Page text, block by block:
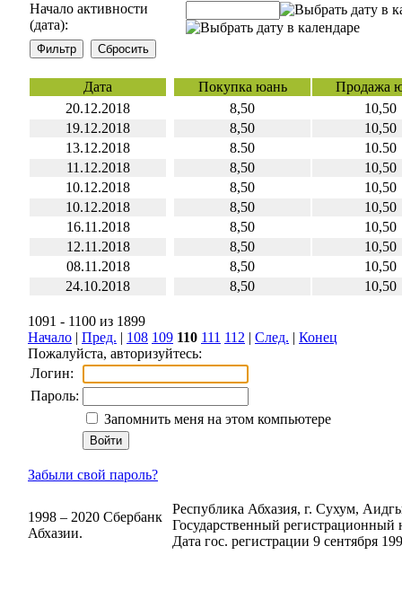
Начало активности
(дата):
Дата Покупка юань
Продажа
20.12.2018
8,50
10,50
19.12.2018
8,50
10,50
13.12.2018
8.50
10.50
11.12.2018
8,50
10,50
10.12.2018
8,50
10,50
10.12.2018
8,50
10,50
16.11.2018
8,50
10,50
12.11.2018
8,50
10,50
08.11.2018
8,50
10,50
24.10.2018
8,50 10,50
1091 - 1100 из 1899
Начало | Пред. | 108 109 110 111 112 | След. | Конец
Пожалуйста, авторизуйтесь:
Логин:
Пароль:
Запомнить меня на этом компьютере
Забыли свой пароль?
1998 – 2020 Сбербанк
Абхазии.
Республика Абхазия, г. Сухум,
Государственный регистрационный
Дата гос. регистрации 9 сентября